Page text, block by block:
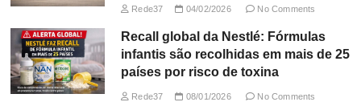
Rede37 04/02/2026 No Comments
Recall global da Nestlé: Fórmulas
infantis são recolhidas em mais de 25
países por risco de toxina
Rede37 08/01/2026 No Comments